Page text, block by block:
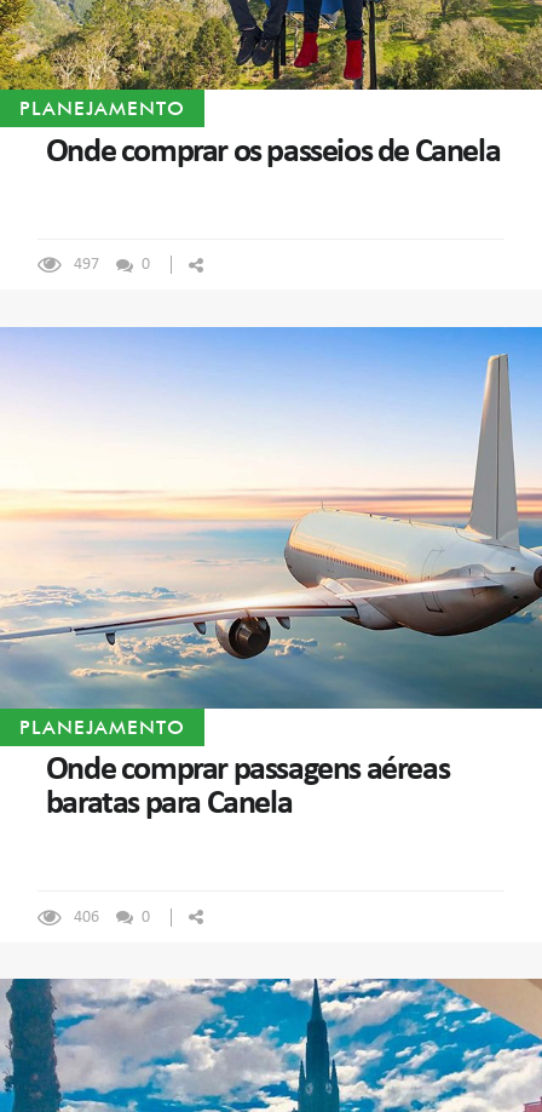
PLANEJAMENTO
Onde comprar os passeios de Canela
497 0
PLANEJAMENTO
Onde comprar passagens aéreas
baratas para Canela
406 0